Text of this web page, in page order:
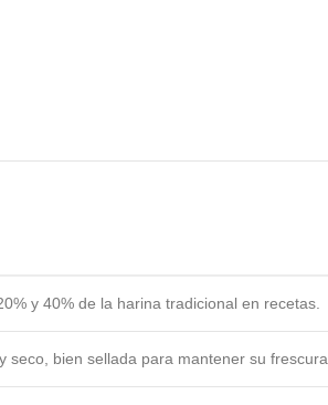
y 40% de la harina tradicional en recetas.
seco, bien sellada para mantener su frescura.